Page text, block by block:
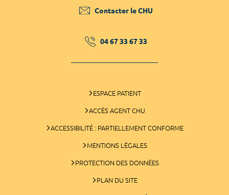
Contacter le CHU
04 67 33 67 33
ESPACE PATIENT
ACCÈS AGENT CHU
ACCESSIBILITÉ : PARTIELLEMENT CONFORME
MENTIONS LÉGALES
PROTECTION DES DONNÉES
PLAN DU SITE